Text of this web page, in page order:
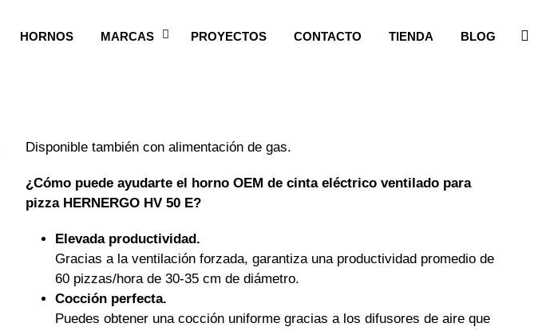
HORNOS MARCAS PROYECTOS CONTACTO TIENDA BLOG
Disponible también con alimentación de gas.
¿Cómo puede ayudarte el horno OEM de cinta eléctrico ventilado para
pizza HERNERGO HV 50 E?
Elevada productividad.
Gracias a la ventilación forzada, garantiza una productividad promedio de
60 pizzas/hora de 30-35 cm de diámetro.
Cocción perfecta.
Puedes obtener una cocción uniforme gracias a los difusores de aire que